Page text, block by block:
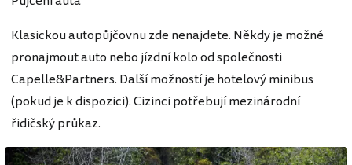
Klasickou autopůjčovnu zde nenajdete. Někdy je možné
pronajmout auto nebo jízdní kolo od společnosti
Capelle&Partners. Další možností je hotelový minibus
(pokud je k dispozici). Cizinci potřebují mezinárodní
řidičský průkaz.